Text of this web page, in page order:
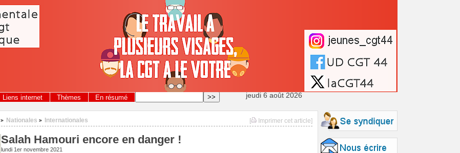
Liens internet Thèmes En résumé jeudi 6 août 2026
[ Imprimer cet article]
> Nationales > Internationales
Salah Hamouri encore en danger !
lundi 1er novembre 2021